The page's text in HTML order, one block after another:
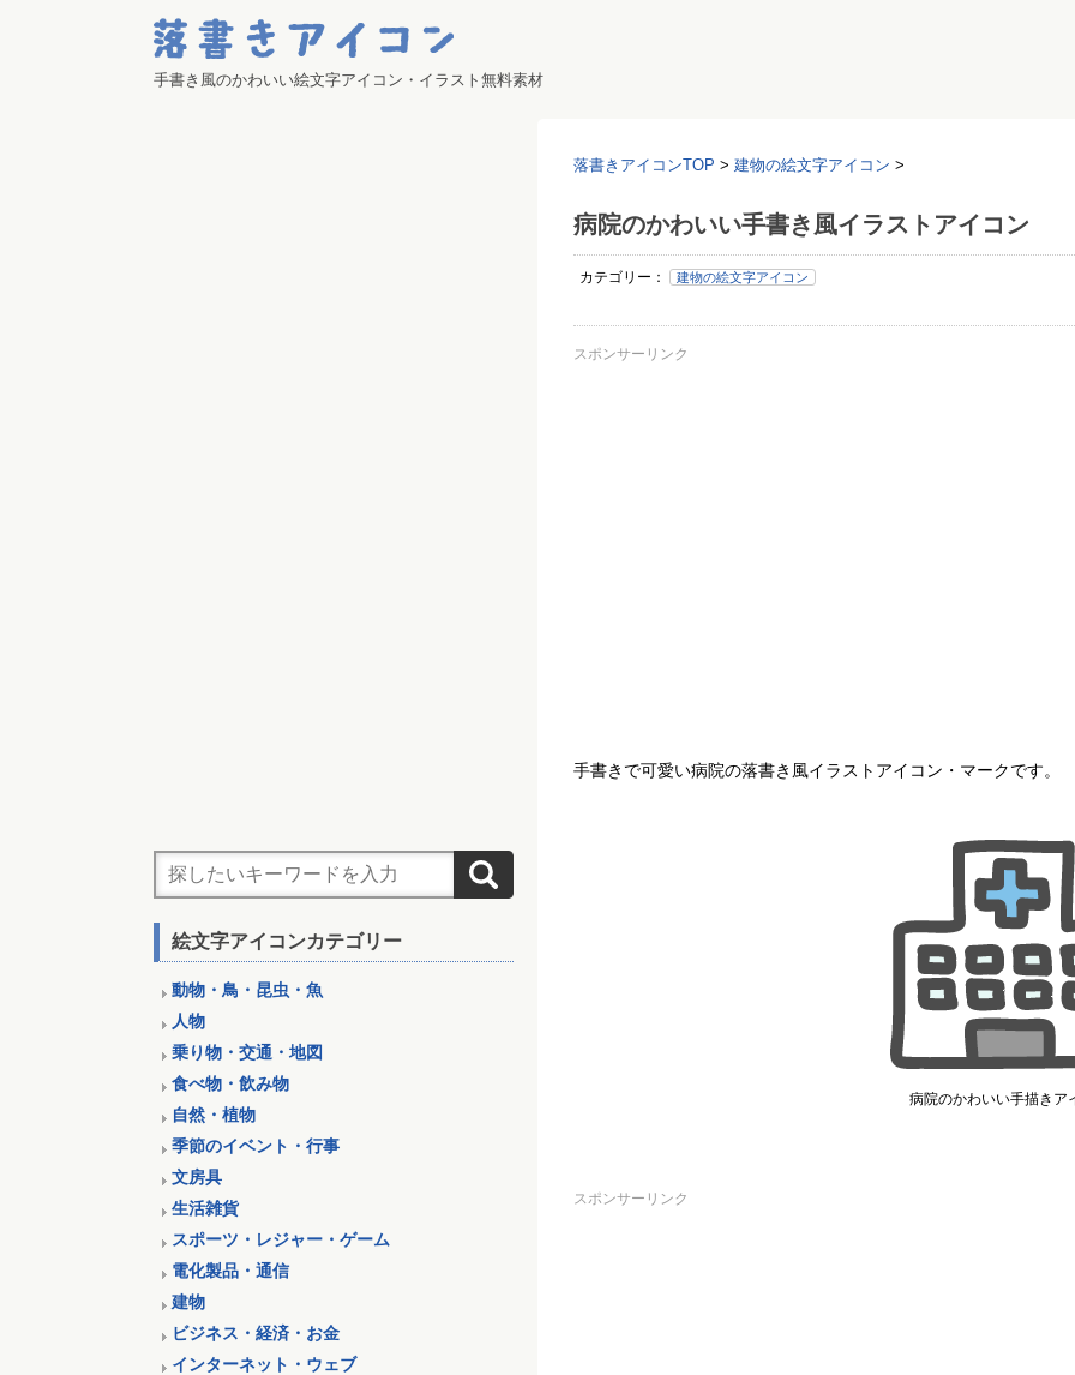
手書き風のかわいい絵文字アイコン・イラスト無料素材
落書きアイコンTOP > 建物の絵文字アイコン >
病院のかわいい手書き風イラストアイコン
カテゴリー： 建物の絵文字アイコン
スポンサーリンク
手書きで可愛い病院の落書き風イラストアイコン・マークです。
病院のかわいい手描きア
スポンサーリンク
絵文字アイコンカテゴリー
動物・鳥・昆虫・魚
人物
乗り物・交通・地図
食べ物・飲み物
自然・植物
季節のイベント・行事
文房具
生活雑貨
スポーツ・レジャー・ゲーム
電化製品・通信
建物
ビジネス・経済・お金
インターネット・ウェブ